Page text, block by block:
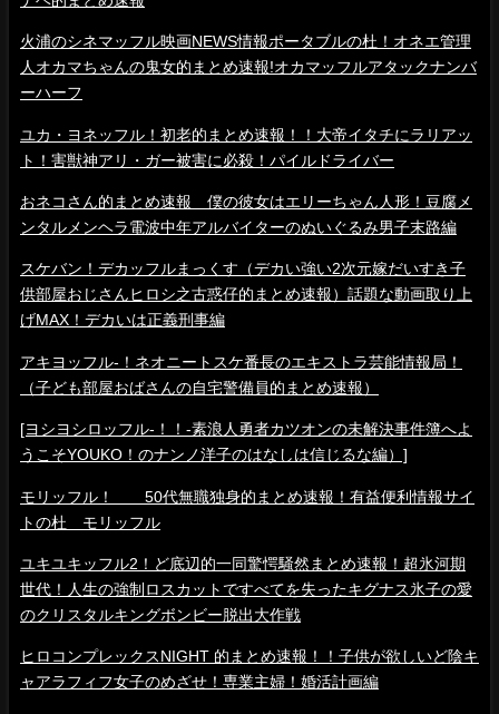
火浦のシネマッフル映画NEWS情報ポータブルの杜！オネエ管理
人オカマちゃんの鬼女的まとめ速報!オカマッフルアタックナンバ
ーハーフ
ユカ・ヨネッフル！初老的まとめ速報！！大帝イタチにラリアッ
ト！害獣神アリ・ガー被害に必殺！パイルドライバー
おネコさん的まとめ速報 僕の彼女はエリーちゃん人形！豆腐メ
ンタルメンヘラ電波中年アルバイターのぬいぐるみ男子末路編
スケバン！デカッフルまっくす（デカい強い2次元嫁だいすき子
供部屋おじさんヒロシ之古惑仔的まとめ速報）話題な動画取り上
げMAX！デカいは正義刑事編
アキヨッフル-！ネオニートスケ番長のエキストラ芸能情報局！
（子ども部屋おばさんの自宅警備員的まとめ速報）
[ヨシヨシロッフル-！！-素浪人勇者カツオンの未解決事件簿へよ
うこそYOUKO！のナンノ洋子のはなしは信じるな編）]
モリッフル！ 50代無職独身的まとめ速報！有益便利情報サイ
トの杜 モリッフル
ユキユキッフル2！ど底辺的一同驚愕騒然まとめ速報！超氷河期
世代！人生の強制ロスカットですべてを失ったキグナス氷子の愛
のクリスタルキングボンビー脱出大作戦
ヒロコンプレックスNIGHT 的まとめ速報！！子供が欲しいど陰キ
ャアラフィフ女子のめざせ！専業主婦！婚活計画編